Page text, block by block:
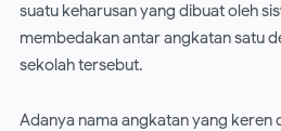
suatu keharusan yang dibuat oleh
membedakan antar angkatan satu
sekolah tersebut.
Adanya nama angkatan yang keren